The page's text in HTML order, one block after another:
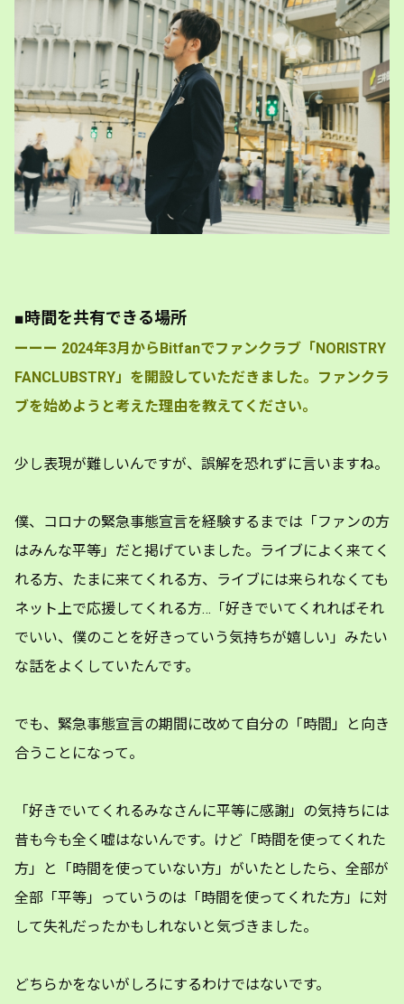
■時間を共有できる場所
ーーー 2024年3月からBitfanでファンクラブ「NORISTRY
FANCLUBSTRY」を開設していただきました。ファンクラ
ブを始めようと考えた理由を教えてください。
少し表現が難しいんですが、誤解を恐れずに言いますね。
僕、コロナの緊急事態宣言を経験するまでは「ファンの方
はみんな平等」だと掲げていました。ライブによく来てく
れる方、たまに来てくれる方、ライブには来られなくても
ネット上で応援してくれる方…「好きでいてくれればそれ
でいい、僕のことを好きっていう気持ちが嬉しい」みたい
な話をよくしていたんです。
でも、緊急事態宣言の期間に改めて自分の「時間」と向き
合うことになって。
「好きでいてくれるみなさんに平等に感謝」の気持ちには
昔も今も全く嘘はないんです。けど「時間を使ってくれた
方」と「時間を使っていない方」がいたとしたら、全部が
全部「平等」っていうのは「時間を使ってくれた方」に対
して失礼だったかもしれないと気づきました。
どちらかをないがしろにするわけではないです。